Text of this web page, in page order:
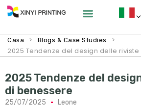
Casa > Blogs & Case Studies
>
2025 Tendenze del design delle
2025 Tendenze del
di benessere
25/07/2025 Leone